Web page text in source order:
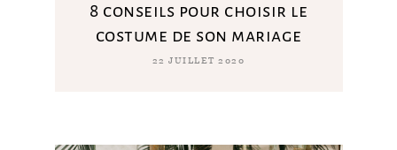
8 conseils pour choisir le
costume de son mariage
22 JUILLET 2020